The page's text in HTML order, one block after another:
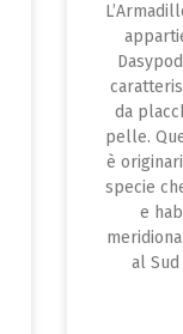
da
pelle.
è
specie
e
al